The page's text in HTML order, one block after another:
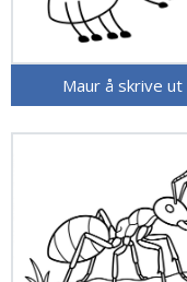
Maur å skrive ut